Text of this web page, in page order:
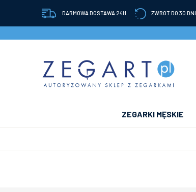
DARMOWA DOSTAWA 24H ZWROT DO 30 DNI
ZEGARKI MĘSKIE